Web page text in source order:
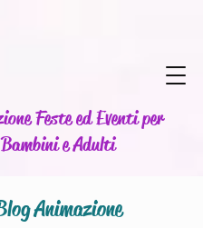
Feste ed Eventi per
Bambini e Adulti
Animazione